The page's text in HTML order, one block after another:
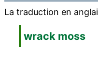
La traduction en
wrack moss